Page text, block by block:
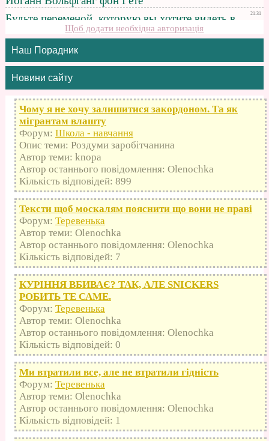
Щоб додати необхідна авторизація
Наш Порадник
Новини сайту
Чому я не хочу залишитися закордоном. Та як
мігрантам влашту
Форум: Школа - навчання
Опис теми: Роздуми заробітчанина
Автор теми: knopa
Автор останнього повідомлення: Olenochka
Кількість відповідей: 899
Тексти щоб москалям пояснити що вони не праві
Форум: Теревенька
Автор теми: Olenochka
Автор останнього повідомлення: Olenochka
Кількість відповідей: 7
КУРІННЯ ВБИВАЄ? ТАК, АЛЕ SNICKERS
РОБИТЬ ТЕ САМЕ.
Форум: Теревенька
Автор теми: Olenochka
Автор останнього повідомлення: Olenochka
Кількість відповідей: 0
Ми втратили все, але не втратили гідність
Форум: Теревенька
Автор теми: Olenochka
Автор останнього повідомлення: Olenochka
Кількість відповідей: 1